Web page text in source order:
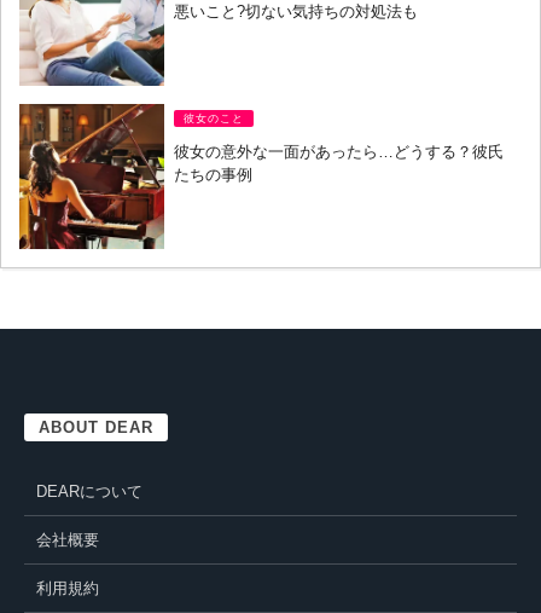
悪いこと?切ない気持ちの対処法も
彼女のこと
彼女の意外な一面があったら…どうする？彼氏
たちの事例
ABOUT DEAR
DEARについて
会社概要
利用規約